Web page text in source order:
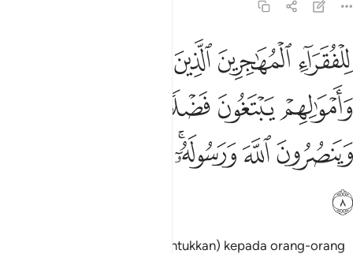
للفقراء المهاجرين الذين اخرجوا من ديارهم واموالهم يبتغون فضلا
لِلْفُقَرَآءِ ٱلْمُهَـٰجِرِينَ ٱلَّذِينَ أُخْرِجُوا۟ مِن دِيَـٰرِهِمْ
ﲡﲢﲣ
ﲧﲨﲩ
ﲭﲮﲯﲰ
ﲴ
(Pemberian itu hendaklah diuntukkan) kepada orang-orang